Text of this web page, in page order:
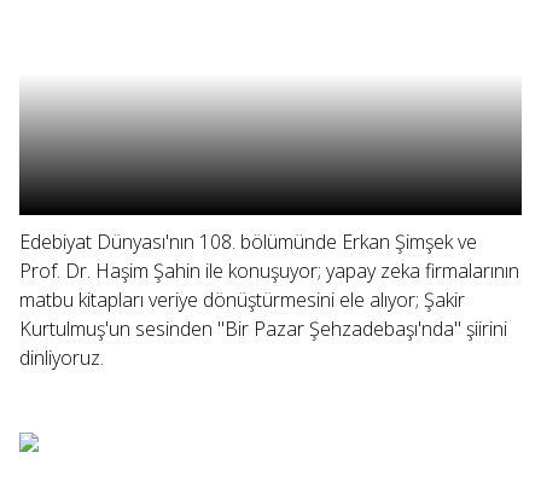
Edebiyat Dünyası'nın 108. bölümünde Erkan Şimşek ve
Prof. Dr. Haşim Şahin ile konuşuyor; yapay zeka firmalarının
matbu kitapları veriye dönüştürmesini ele alıyor; Şakir
Kurtulmuş'un sesinden "Bir Pazar Şehzadebaşı'nda" şiirini
dinliyoruz.